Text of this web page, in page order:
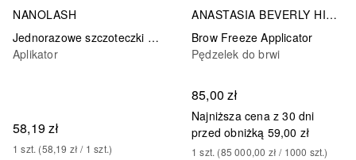
NANOLASH
Jednorazowe szczoteczki do rzęs i brwi
Aplikator
58,19 zł
1 szt. (58,19 zł / 1 szt.)
ANASTASIA BEVERLY HILLS
Brow Freeze Applicator
Pędzelek do brwi
85,00 zł
Najniższa cena z 30 dni
przed obniżką 59,00 zł
1 szt. (85 000,00 zł / 1000 szt.)